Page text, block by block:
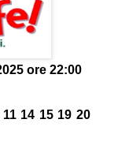
ore 22:00
14 15 19 20